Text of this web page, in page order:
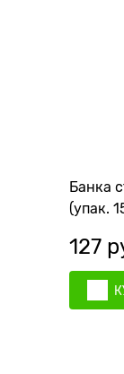
Банка
(упак.
127